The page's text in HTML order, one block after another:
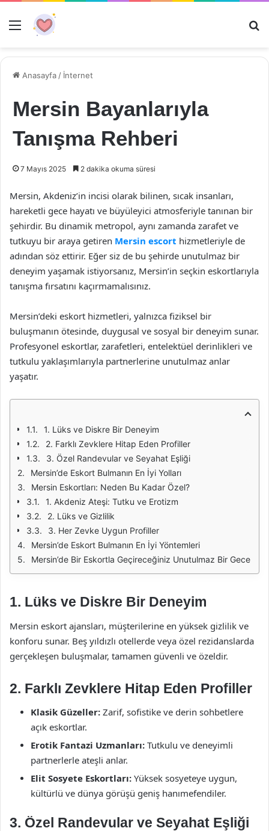
Menü
Anasayfa / İnternet
Mersin Bayanlarıyla
Tanışma Rehberi
7 Mayıs 2025 2 dakika okuma süresi
Mersin, Akdeniz’in incisi olarak bilinen, sıcak insanları,
hareketli gece hayatı ve büyüleyici atmosferiyle tanınan bir
şehirdir. Bu dinamik metropol, aynı zamanda zarafet ve
tutkuyu bir araya getiren Mersin escort hizmetleriyle de
adından söz ettirir. Eğer siz de bu şehirde unutulmaz bir
deneyim yaşamak istiyorsanız, Mersin’in seçkin eskortlarıyla
tanışma fırsatını kaçırmamalısınız.
Mersin’deki eskort hizmetleri, yalnızca fiziksel bir
buluşmanın ötesinde, duygusal ve sosyal bir deneyim sunar.
Profesyonel eskortlar, zarafetleri, entelektüel derinlikleri ve
tutkulu yaklaşımlarıyla partnerlerine unutulmaz anlar
yaşatır.
1. Lüks ve Diskre Bir Deneyim
2. Farklı Zevklere Hitap Eden Profiller
3. Özel Randevular ve Seyahat Eşliği
Mersin’de Eskort Bulmanın En İyi Yolları
Mersin Eskortları: Neden Bu Kadar Özel?
1. Akdeniz Ateşi: Tutku ve Erotizm
2. Lüks ve Gizlilik
3. Her Zevke Uygun Profiller
Mersin’de Eskort Bulmanın En İyi Yöntemleri
Mersin’de Bir Eskortla Geçireceğiniz Unutulmaz Bir Gece
1. Lüks ve Diskre Bir Deneyim
Mersin eskort ajansları, müşterilerine en yüksek gizlilik ve
konforu sunar. Beş yıldızlı otellerde veya özel rezidanslarda
gerçekleşen buluşmalar, tamamen güvenli ve özeldir.
2. Farklı Zevklere Hitap Eden Profiller
Klasik Güzeller: Zarif, sofistike ve derin sohbetlere
açık eskortlar.
Erotik Fantazi Uzmanları: Tutkulu ve deneyimli
partnerlerle ateşli anlar.
Elit Sosyete Eskortları: Yüksek sosyeteye uygun,
kültürlü ve dünya görüşü geniş hanımefendiler.
3. Özel Randevular ve Seyahat Eşliği